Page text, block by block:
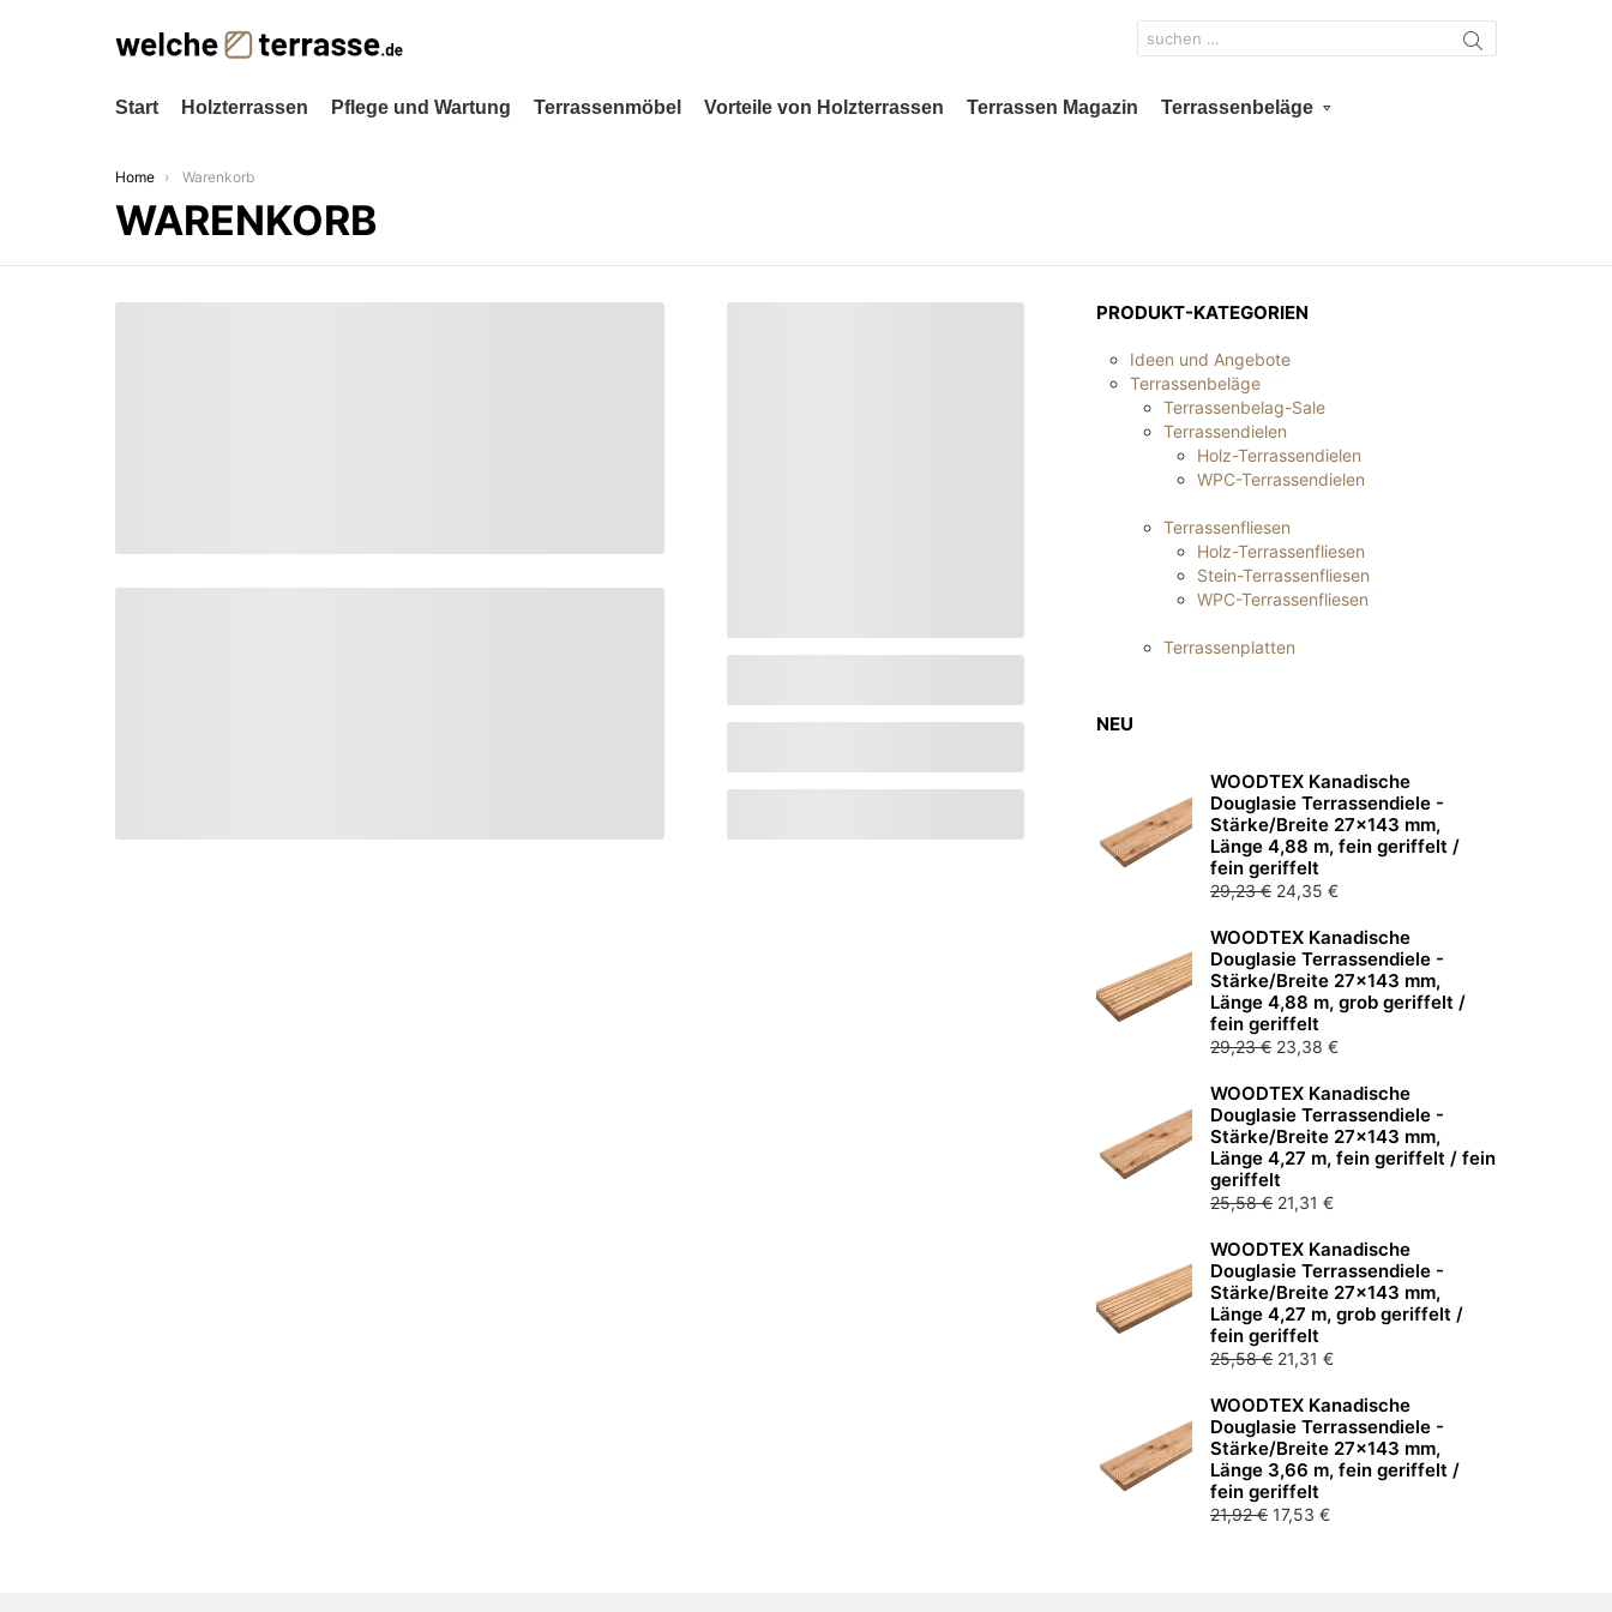
Search
for:
Start Holzterrassen Pflege und Wartung Terrassenmöbel Vorteile von Holzterrassen Terrassen Magazin Terrassenbeläge
You are here:
Home Warenkorb
WARENKORB
PRODUKT-KATEGORIEN
Ideen und Angebote
Terrassenbeläge
Terrassenbelag-Sale
Terrassendielen
Holz-Terrassendielen
WPC-Terrassendielen
Terrassenfliesen
Holz-Terrassenfliesen
Stein-Terrassenfliesen
WPC-Terrassenfliesen
Terrassenplatten
NEU
WOODTEX Kanadische
Douglasie Terrassendiele -
Stärke/Breite 27x143 mm,
Länge 4,88 m, fein geriffelt /
fein geriffelt
29,23€ Ursprünglicher
war:
29,23 €
24,35 €Aktueller
ist:
24,35 €.
WOODTEX Kanadische
Douglasie Terrassendiele -
Stärke/Breite 27x143 mm,
Länge 4,88 m, grob geriffelt /
fein geriffelt
29,23€ Ursprünglicher
war:
29,23 €
23,38 €Aktueller
ist:
23,38 €.
WOODTEX Kanadische
Douglasie Terrassendiele -
Stärke/Breite 27x143 mm,
Länge 4,27 m, fein geriffelt / fein
geriffelt
25,58€ Ursprünglicher
war:
25,58 €
21,31 €Aktueller
ist:
21,31 €.
WOODTEX Kanadische
Douglasie Terrassendiele -
Stärke/Breite 27x143 mm,
Länge 4,27 m, grob geriffelt /
fein geriffelt
25,58€ Ursprünglicher
war:
25,58 €
21,31 €Aktueller
ist:
21,31 €.
WOODTEX Kanadische
Douglasie Terrassendiele -
Stärke/Breite 27x143 mm,
Länge 3,66 m, fein geriffelt /
fein geriffelt
21,92€ Ursprünglicher
17,53 €Aktueller